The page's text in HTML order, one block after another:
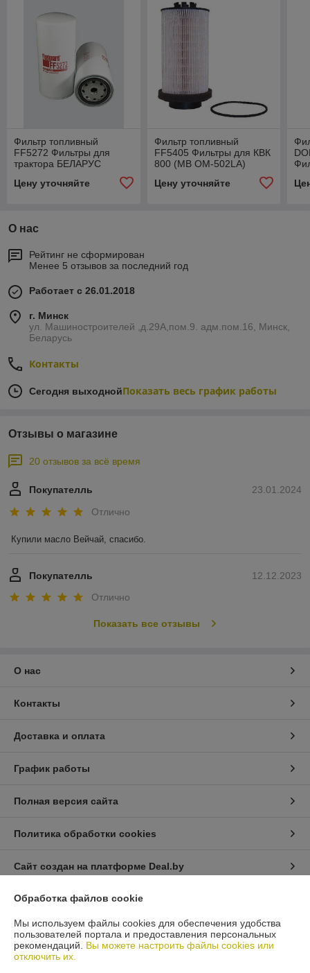
Фильтр топливный
FF5272 Фильтры для
трактора БЕЛАРУС
Цену уточняйте
Фильтр топливный
FF5405 Фильтры для КВК
800 (МВ ОМ-502LA)
Цену уточняйте
О нас
Рейтинг не сформирован
Менее 5 отзывов за последний год
Работает с 26.01.2018
г. Минск
ул. Машиностроителей ,д.29А,пом.9. адм.пом.16, Минск,
Беларусь
Контакты
Сегодня выходнойПоказать весь график работы
Отзывы о магазине
20 отзывов за всё время
23.01.2024
Покупателль
Отлично
Купили масло Вейчай, спасибо.
12.12.2023
Покупателль
Отлично
Показать все отзывы
О нас
Контакты
Доставка и оплата
График работы
Полная версия сайта
Политика обработки cookies
Сайт создан на платформе Deal.by
Юридическое лицо:Общество с ограниченной ответственностью
"Масла и Фильтры".
220118, г. Минск, ул. Машиностроителей д.29А ,подъезд №1, каб.16
Обработка файлов cookie
Мы используем файлы cookies для обеспечения удобства
пользователей портала и предоставления персональных
рекомендаций. Вы можете настроить файлы cookies или
отключить их.